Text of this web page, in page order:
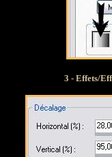
3 - Effets/